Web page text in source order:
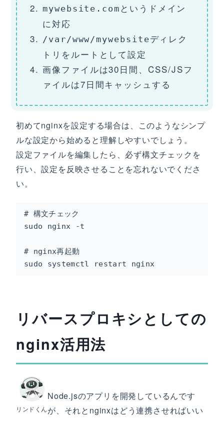
mywebsite.com というドメイン
に対応
/var/www/mywebsiteディレク
トリをルートとして設定
画像ファイルは30日間、CSS/JSフ
ァイルは7日間キャッシュする
初めてnginxを設定する場合は、このようなシンプ
ルな設定から始めると理解しやすいでしょう。
設定ファイルを編集したら、必ず構文チェックを
行い、設定を反映させることを忘れないでくださ
い。
# 構文チェック
sudo nginx -t
# nginx再起動
sudo systemctl restart nginx
リバースプロキシとしての
nginx活用法
リンドくん
Node.jsのアプリを開発しているんです
が、それとnginxはどう連携させればいい